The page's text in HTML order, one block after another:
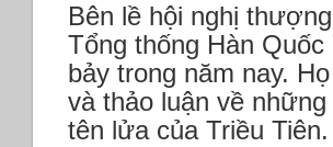
Bên lề hội nghị
Tổng thống Hàn
bảy trong năm nay.
và thảo luận về
tên lửa của Triều Tiên.